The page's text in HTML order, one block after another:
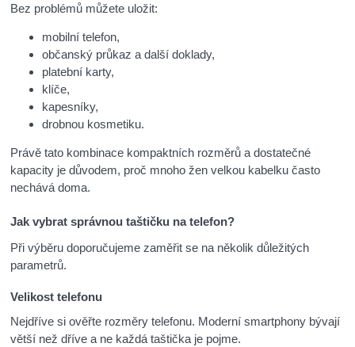
Bez problémů můžete uložit:
mobilní telefon,
občanský průkaz a další doklady,
platební karty,
klíče,
kapesníky,
drobnou kosmetiku.
Právě tato kombinace kompaktních rozměrů a dostatečné
kapacity je důvodem, proč mnoho žen velkou kabelku často
nechává doma.
Jak vybrat správnou taštičku na telefon?
Při výběru doporučujeme zaměřit se na několik důležitých
parametrů.
Velikost telefonu
Nejdříve si ověřte rozměry telefonu. Moderní smartphony bývají
větší než dříve a ne každá taštička je pojme.